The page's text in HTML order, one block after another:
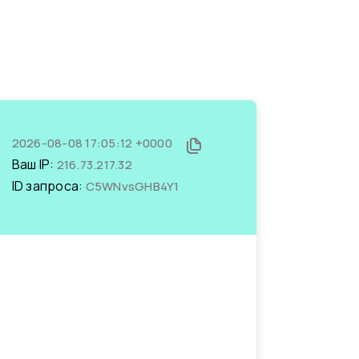
2026-08-08 17:05:12 +0000
Ваш IP: 216.73.217.32
ID запроса: C5WNvsGHB4Y1